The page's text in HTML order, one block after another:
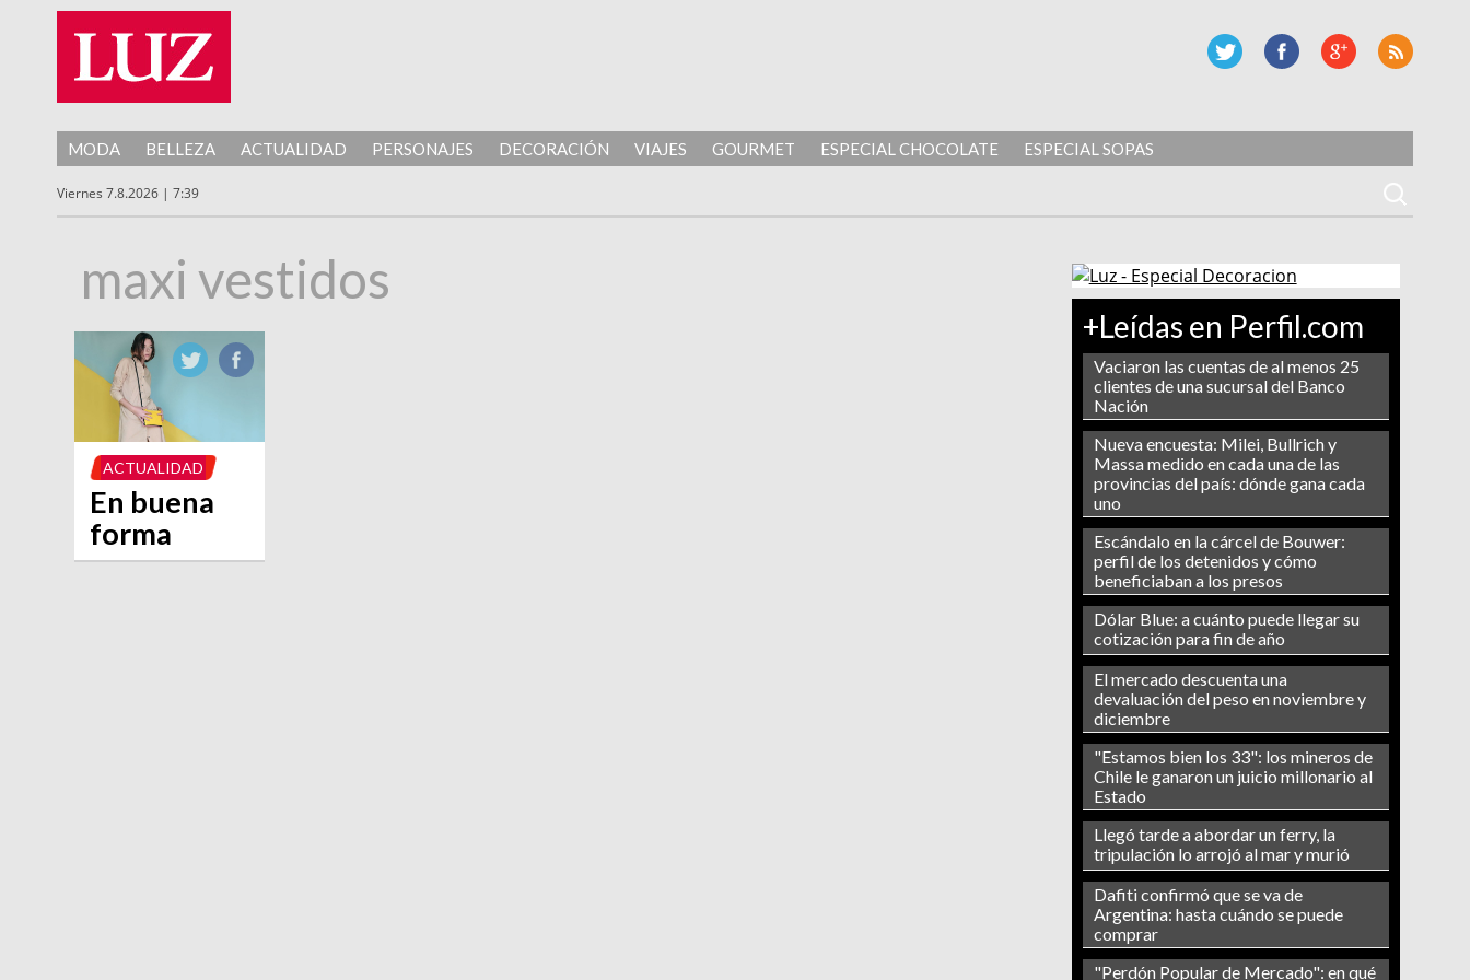
MODA BELLEZA ACTUALIDAD PERSONAJES DECORACIÓN VIAJES GOURMET ESPECIAL CHOCOLATE ESPECIAL SOPAS
Viernes 7.8.2026 | 7:39
+Leídas en Perfil.com
Vaciaron las cuentas de al menos 25
clientes de una sucursal del Banco
Nación
Nueva encuesta: Milei, Bullrich y
Massa medido en cada una de las
provincias del país: dónde gana cada
uno
Escándalo en la cárcel de Bouwer:
perfil de los detenidos y cómo
beneficiaban a los presos
Dólar Blue: a cuánto puede llegar su
cotización para fin de año
El mercado descuenta una
devaluación del peso en noviembre y
diciembre
"Estamos bien los 33": los mineros de
Chile le ganaron un juicio millonario al
Estado
Llegó tarde a abordar un ferry, la
tripulación lo arrojó al mar y murió
Dafiti confirmó que se va de
Argentina: hasta cuándo se puede
comprar
"Perdón Popular de Mercado": en qué
maxi vestidos
ACTUALIDAD
En buena
forma